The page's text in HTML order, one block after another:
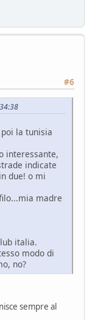
#6
la tunisia
interessante,
indicate
due! o mi
madre
italia.
modo di
no?
sempre al